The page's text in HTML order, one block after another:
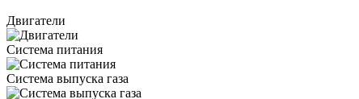
Двигатели
Система питания
Система выпуска газа